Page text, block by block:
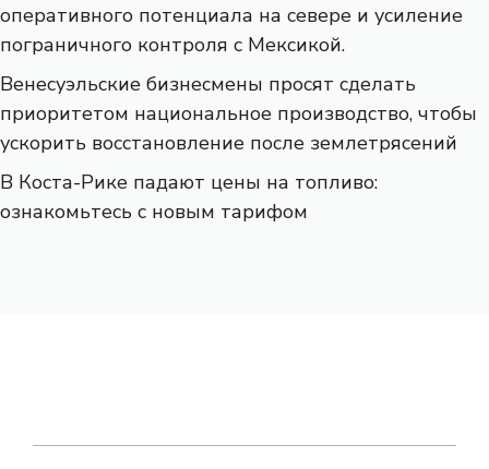
оперативного потенциала на севере и усиление
пограничного контроля с Мексикой.
Венесуэльские бизнесмены просят сделать
приоритетом национальное производство, чтобы
ускорить восстановление после землетрясений
В Коста-Рике падают цены на топливо:
ознакомьтесь с новым тарифом